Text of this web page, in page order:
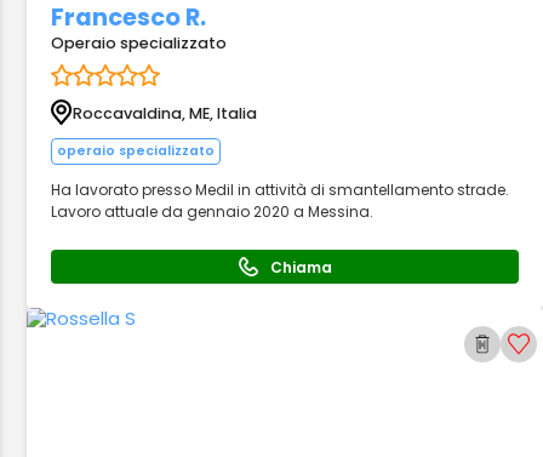
Francesco R.
Operaio specializzato
Roccavaldina, ME, Italia
operaio specializzato
Ha lavorato presso Medil in attività di smantellamento strade.
Lavoro attuale da gennaio 2020 a Messina.
Chiama